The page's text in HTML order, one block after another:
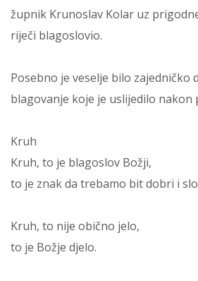
župnik Krunoslav Kolar uz
riječi blagoslovio.
Posebno je veselje bilo zajedničko
blagovanje koje je uslijedilo nakon
Kruh
Kruh, to je blagoslov Božji,
to je znak da trebamo bit dobri i
Kruh, to nije obično jelo,
to je Božje djelo.